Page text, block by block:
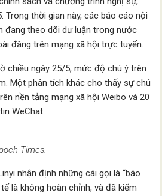
thời gian này, các báo cáo nội
đang theo dõi dư luận trong nước
đăng trên mạng xã hội trực tuyến.
chiều ngày 25/5, mức độ chú ý trên
Một phân tích khác cho thấy sự chú
nền tảng mạng xã hội Weibo và 20
WeChat.
Times.
nhận định những cái gọi là “báo
là không hoàn chỉnh, và đã kiểm